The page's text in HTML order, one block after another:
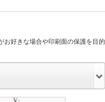
お好きな場合や印刷面の保護を目的